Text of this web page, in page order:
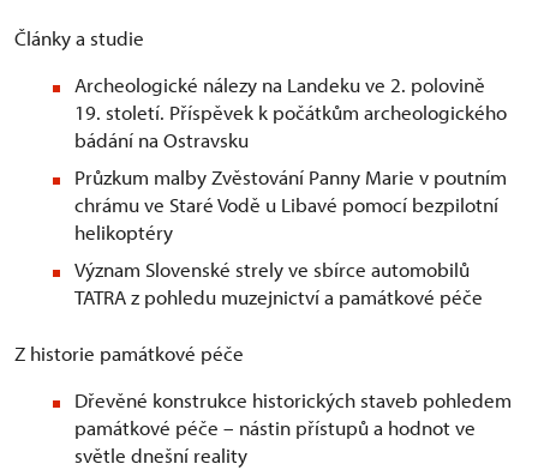
Články a studie
Archeologické nálezy na Landeku ve 2. polovině
19. století. Příspěvek k počátkům archeologického
bádání na Ostravsku
Průzkum malby Zvěstování Panny Marie v poutním
chrámu ve Staré Vodě u Libavé pomocí bezpilotní
helikoptéry
Význam Slovenské strely ve sbírce automobilů
TATRA z pohledu muzejnictví a památkové péče
Z historie památkové péče
Dřevěné konstrukce historických staveb pohledem
památkové péče – nástin přístupů a hodnot ve
světle dnešní reality